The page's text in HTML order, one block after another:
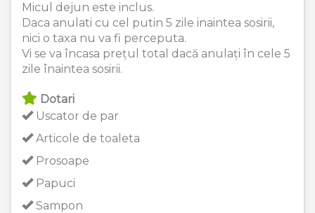
Micul dejun este inclus.
Daca anulati cu cel putin 5 zile inaintea sosirii,
nici o taxa nu va fi perceputa.
Vi se va încasa prețul total dacă anulați în cele 5
zile înaintea sosirii.
Dotari
Uscator de par
Articole de toaleta
Prosoape
Papuci
Sampon